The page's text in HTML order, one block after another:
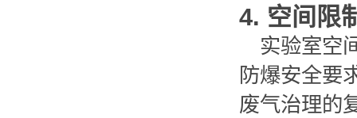
4. 空间限
实验室空
防爆安全要
废气治理的